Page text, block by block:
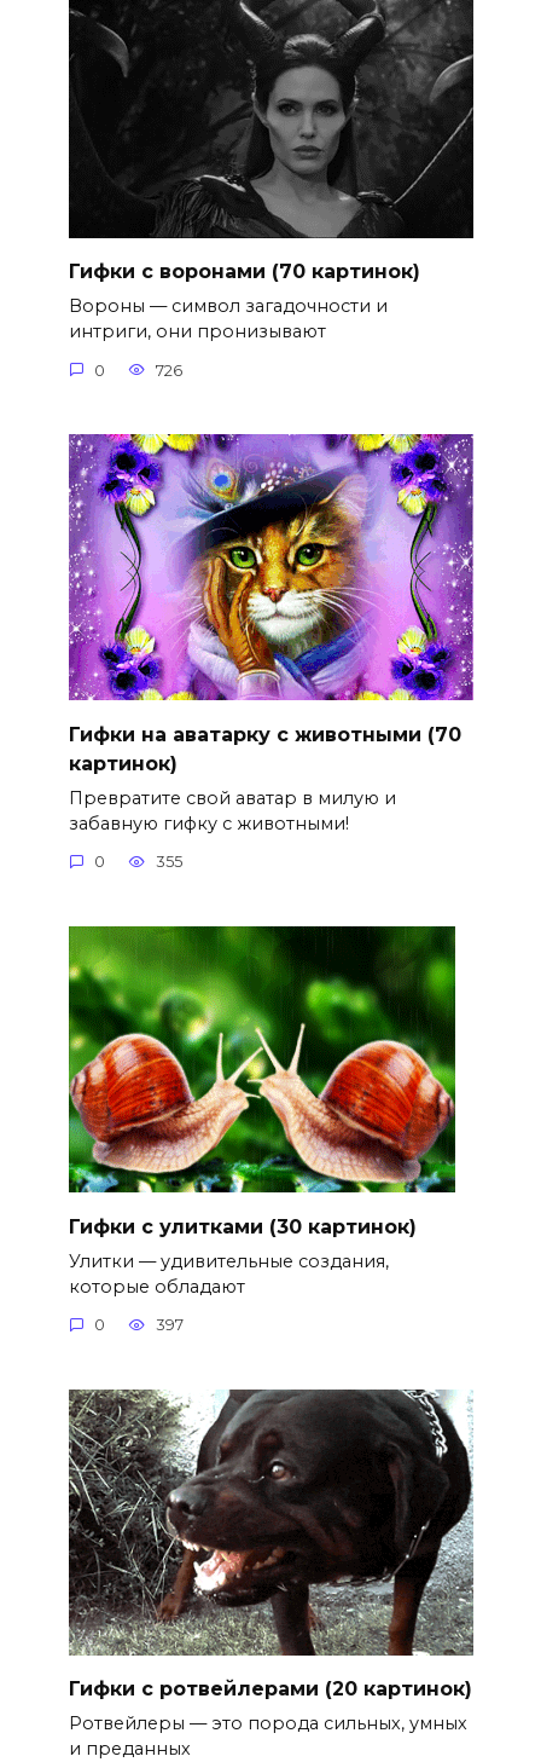
Гифки с воронами (70 картинок)
Вороны — символ загадочности и
интриги, они пронизывают
0 726
Гифки на аватарку с животными (70
картинок)
Превратите свой аватар в милую и
забавную гифку с животными!
0 355
Гифки с улитками (30 картинок)
Улитки — удивительные создания,
которые обладают
0 397
Гифки с ротвейлерами (20 картинок)
Ротвейлеры — это порода сильных, умных
и преданных